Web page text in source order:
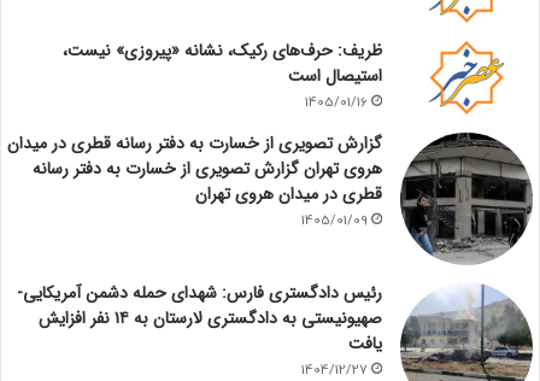
ظریف: حرف‌های رکیک، نشانه «پیروزی» نیست،
استیصال است
1405/01/16
گزارش تصویری از خسارت به دفتر رسانه قطری در میدان
هروی تهران گزارش تصویری از خسارت به دفتر رسانه
قطری در میدان هروی تهران
1405/01/09
رئیس دادگستری فارس: شهدای حمله دشمن آمریکایی-
صهیونیستی به دادگستری لارستان به ۱۴ نفر افزایش
یافت
1404/12/27